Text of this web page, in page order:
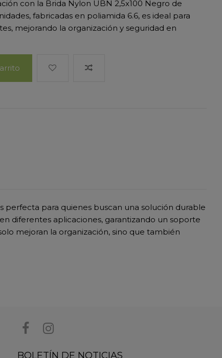
con la Brida Nylon UBN 2,5x100 Negro de
fabricadas en poliamida 6.6, es ideal para
mejorando la organización y seguridad en
perfecta para quienes buscan una solución durable
diferentes aplicaciones, garantizando un soporte
mejoran la organización, sino que también
BOLETÍN DE NOTICIAS